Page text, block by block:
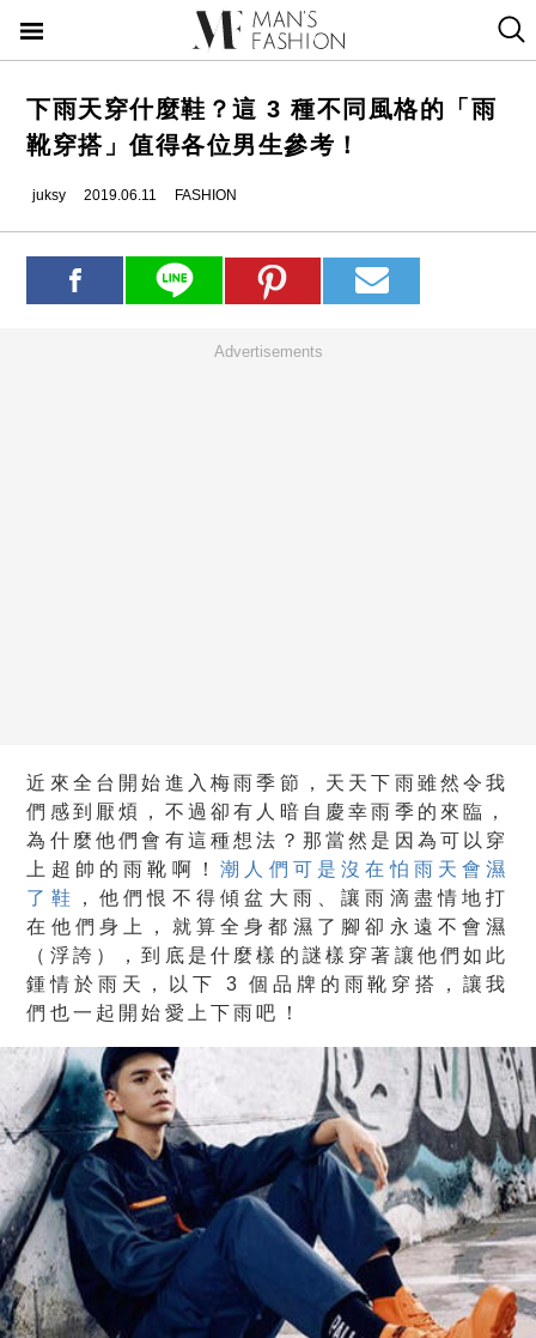
下雨天穿什麼鞋？這 3 種不同風格的「雨
靴穿搭」值得各位男生參考！
juksy 2019.06.11 FASHION
Advertisements
近來全台開始進入梅雨季節，天天下雨雖然令我
們感到厭煩，不過卻有人暗自慶幸雨季的來臨，
為什麼他們會有這種想法？那當然是因為可以穿
上超帥的雨靴啊！潮人們可是沒在怕雨天會濕
了鞋
，他們恨不得傾盆大雨、讓雨滴盡情地打
在他們身上，就算全身都濕了腳卻永遠不會濕
（浮誇），到底是什麼樣的謎樣穿著讓他們如此
鍾情於雨天，以下 3 個品牌的雨靴穿搭，讓我
們也一起開始愛上下雨吧！